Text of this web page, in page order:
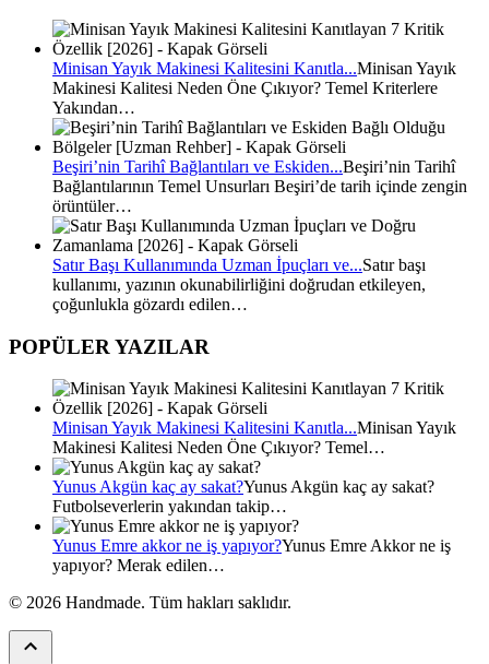
Minisan Yayık Makinesi Kalitesini Kanıtla...Minisan Yayık
Makinesi Kalitesi Neden Öne Çıkıyor? Temel Kriterlere
Yakından…
Beşiri’nin Tarihî Bağlantıları ve Eskiden...Beşiri’nin Tarihî
Bağlantılarının Temel Unsurları Beşiri’de tarih içinde zengin
örüntüler…
Satır Başı Kullanımında Uzman İpuçları ve...Satır başı
kullanımı, yazının okunabilirliğini doğrudan etkileyen,
çoğunlukla gözardı edilen…
POPÜLER YAZILAR
Minisan Yayık Makinesi Kalitesini Kanıtla...Minisan Yayık
Makinesi Kalitesi Neden Öne Çıkıyor? Temel…
Yunus Akgün kaç ay sakat?Yunus Akgün kaç ay sakat?
Futbolseverlerin yakından takip…
Yunus Emre akkor ne iş yapıyor?Yunus Emre Akkor ne iş
yapıyor? Merak edilen…
© 2026 Handmade. Tüm hakları saklıdır.